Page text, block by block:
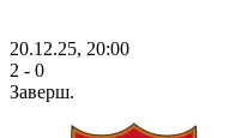
20.12.25, 20:00
2 - 0
Заверш.